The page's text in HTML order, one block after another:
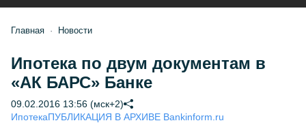
Главная Новости
Ипотека по двум документам в
«АК БАРС» Банке
09.02.2016 13:56 (мск+2)
ИпотекаПУБЛИКАЦИЯ В АРХИВЕ Bankinform.ru